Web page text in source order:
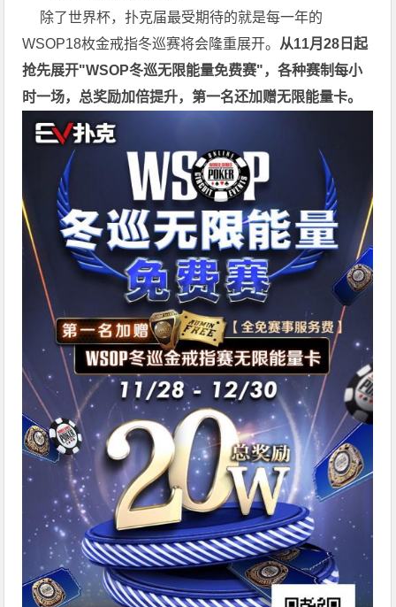
除了世界杯，扑克届最受期待的就是每一年的
WSOP18枚金戒指冬巡赛将会隆重展开。 从11月28日起
抢先展开"WSOP冬巡无限能量免费赛"，各种赛制每小
时一场，总奖励加倍提升，第一名还加赠无限能量卡。